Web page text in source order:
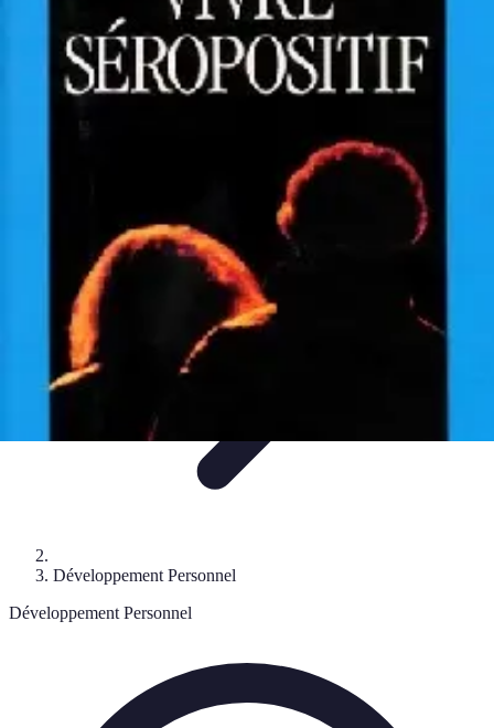
Trucs pour Gagner
Loisirs créatifsMarketing digitalFinance
personnelleDéveloppement personnel
Développement Personnel
Développement Personnel